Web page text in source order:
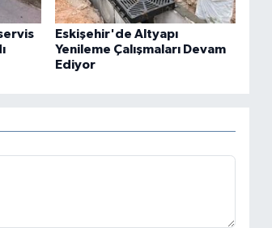
Eskişehir'de Altyapı
Yenileme Çalışmaları Devam
Ediyor